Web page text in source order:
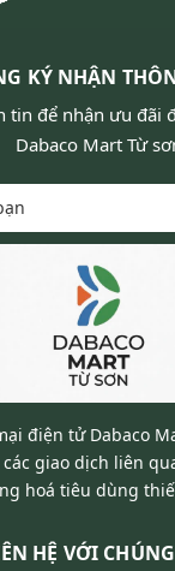
KÝ NHẬN
tin để nhận ưu đãi
Dabaco Mart Từ
điện tử Dabaco
giao dịch liên
hoá tiêu dùng
HỆ VỚI